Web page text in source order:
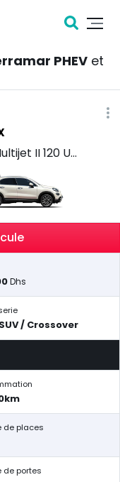
PHEV et
1.6 Multijet II 120 URBAN
Dhs
/ Crossover
de places
de portes